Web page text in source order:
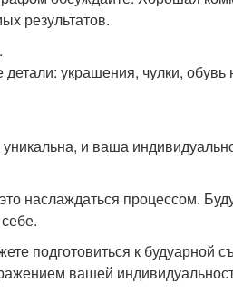
результатов.
украшения, чулки,
и ваша
наслаждаться процессом.
подготовиться к будуарной
вашей